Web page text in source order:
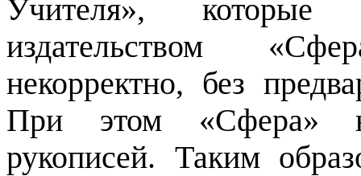
Учителя», которые
издательством
некорректно, без
При этом «Сфера»
рукописей. Таким